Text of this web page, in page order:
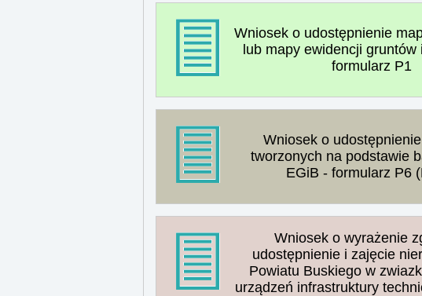
Wniosek o udostępnienie
lub mapy ewidencji
formularz P1
Wniosek o
tworzonych na podstawie
EGiB - formularz P6
Wniosek o wyrażenie
udostępnienie i zajęcie
Powiatu Buskiego w
urządzeń infrastruktury